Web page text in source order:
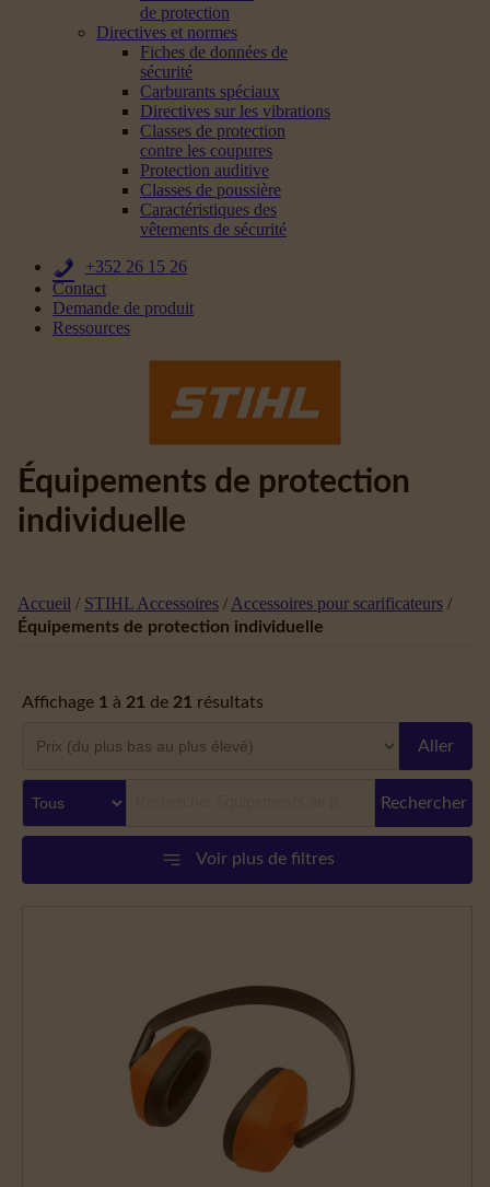
de protection
Directives et normes
Fiches de données de
sécurité
Carburants spéciaux
Directives sur les vibrations
Classes de protection
contre les coupures
Protection auditive
Classes de poussière
Caractéristiques des
vêtements de sécurité
+352 26 15 26
Contact
Demande de produit
Ressources
Équipements de protection
individuelle
Accueil / STIHL Accessoires / Accessoires pour scarificateurs /
Équipements de protection individuelle
Affichage 1 à 21 de 21 résultats
Aller
Rechercher
Voir plus de filtres